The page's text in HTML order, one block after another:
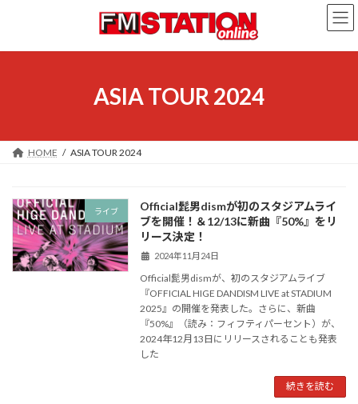
ン
ー
ASIA TOUR 2024
HOME ASIA TOUR 2024
ライブ
Official髭男dismが初のスタジアムライ
ブを開催！＆12/13に新曲『50%』をリ
リース決定！
2024年11月24日
Official髭男dismが、初のスタジアムライブ
『OFFICIAL HIGE DANDISM LIVE at STADIUM
2025』の開催を発表した。さらに、新曲
『50%』（読み：フィフティパーセント）が、
2024年12月13日にリリースされることも発表
した
続きを読む